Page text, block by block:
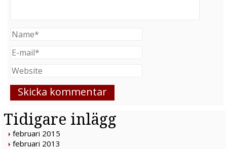
Tidigare inlägg
februari 2015
februari 2013